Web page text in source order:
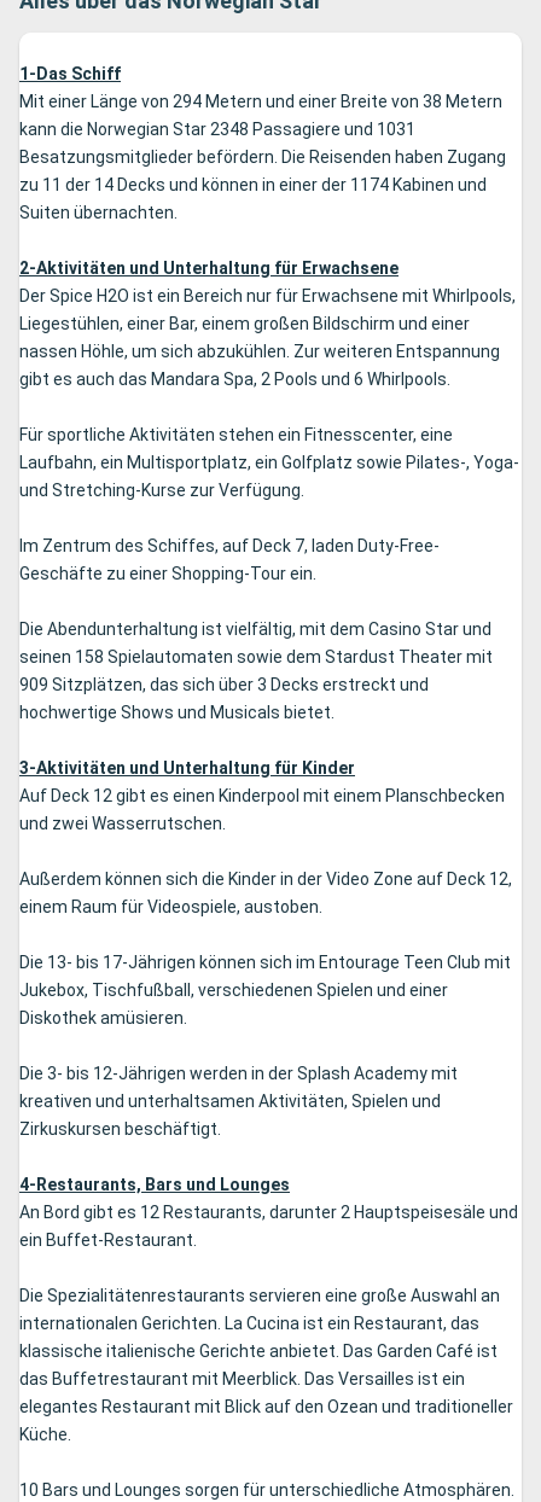
1-Das Schiff
Mit einer Länge von 294 Metern und einer Breite von 38 Metern
kann die Norwegian Star 2348 Passagiere und 1031
Besatzungsmitglieder befördern. Die Reisenden haben Zugang
zu 11 der 14 Decks und können in einer der 1174 Kabinen und
Suiten übernachten.
2-Aktivitäten und Unterhaltung für Erwachsene
Der Spice H2O ist ein Bereich nur für Erwachsene mit Whirlpools,
Liegestühlen, einer Bar, einem großen Bildschirm und einer
nassen Höhle, um sich abzukühlen. Zur weiteren Entspannung
gibt es auch das Mandara Spa, 2 Pools und 6 Whirlpools.
Für sportliche Aktivitäten stehen ein Fitnesscenter, eine
Laufbahn, ein Multisportplatz, ein Golfplatz sowie Pilates-, Yoga-
und Stretching-Kurse zur Verfügung.
Im Zentrum des Schiffes, auf Deck 7, laden Duty-Free-
Geschäfte zu einer Shopping-Tour ein.
Die Abendunterhaltung ist vielfältig, mit dem Casino Star und
seinen 158 Spielautomaten sowie dem Stardust Theater mit
909 Sitzplätzen, das sich über 3 Decks erstreckt und
hochwertige Shows und Musicals bietet.
3-Aktivitäten und Unterhaltung für Kinder
Auf Deck 12 gibt es einen Kinderpool mit einem Planschbecken
und zwei Wasserrutschen.
Außerdem können sich die Kinder in der Video Zone auf Deck 12,
einem Raum für Videospiele, austoben.
Die 13- bis 17-Jährigen können sich im Entourage Teen Club mit
Jukebox, Tischfußball, verschiedenen Spielen und einer
Diskothek amüsieren.
Die 3- bis 12-Jährigen werden in der Splash Academy mit
kreativen und unterhaltsamen Aktivitäten, Spielen und
Zirkuskursen beschäftigt.
4-Restaurants, Bars und Lounges
An Bord gibt es 12 Restaurants, darunter 2 Hauptspeisesäle und
ein Buffet-Restaurant.
Die Spezialitätenrestaurants servieren eine große Auswahl an
internationalen Gerichten. La Cucina ist ein Restaurant, das
klassische italienische Gerichte anbietet. Das Garden Café ist
das Buffetrestaurant mit Meerblick. Das Versailles ist ein
elegantes Restaurant mit Blick auf den Ozean und traditioneller
Küche.
10 Bars und Lounges sorgen für unterschiedliche Atmosphären.